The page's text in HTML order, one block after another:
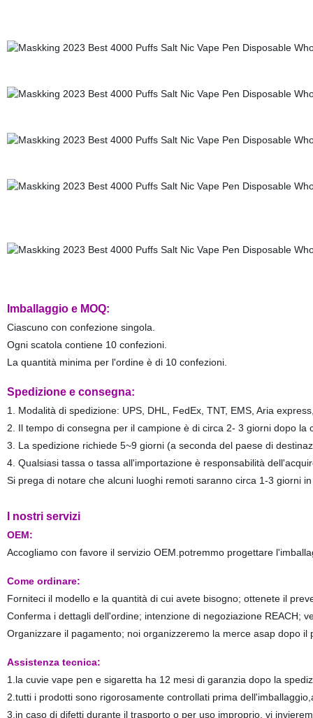
Imballaggio e MOQ:
Ciascuno con confezione singola.
Ogni scatola contiene 10 confezioni.
La quantità minima per l'ordine è di 10 confezioni.
Spedizione e consegna:
1. Modalità di spedizione: UPS, DHL, FedEx, TNT, EMS, Aria
2. Il tempo di consegna per il campione è di circa 2- 3 giorni dopo
3. La spedizione richiede 5~9 giorni (a seconda del paese di
4. Qualsiasi tassa o tassa all'importazione è responsabilità
Si prega di notare che alcuni luoghi remoti saranno circa 1-3 giorni
I nostri servizi
OEM:
Accogliamo con favore il servizio OEM.potremmo progettare
Come ordinare:
Forniteci il modello e la quantità di cui avete bisogno; ottenete il
Conferma i dettagli dell'ordine; intenzione di negoziazione REACH;
Organizzare il pagamento; noi organizzeremo la merce asap dopo il
Assistenza tecnica:
1.la cuvie vape pen e sigaretta ha 12 mesi di garanzia dopo la
2.tutti i prodotti sono rigorosamente controllati prima
3.in caso di difetti durante il trasporto o per uso improprio, vi